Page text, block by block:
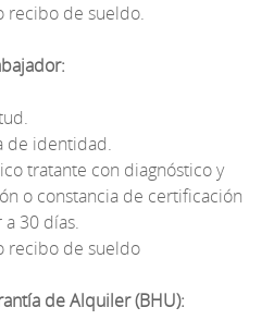
recibo de sueldo.
de identidad.
tratante con diagnóstico y
o constancia de certificación
a 30 días.
recibo de sueldo
de Alquiler (BHU):